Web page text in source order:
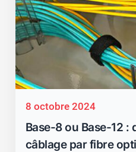
8 octobre 2024
Base-8 ou Base-12 :
câblage par fibre